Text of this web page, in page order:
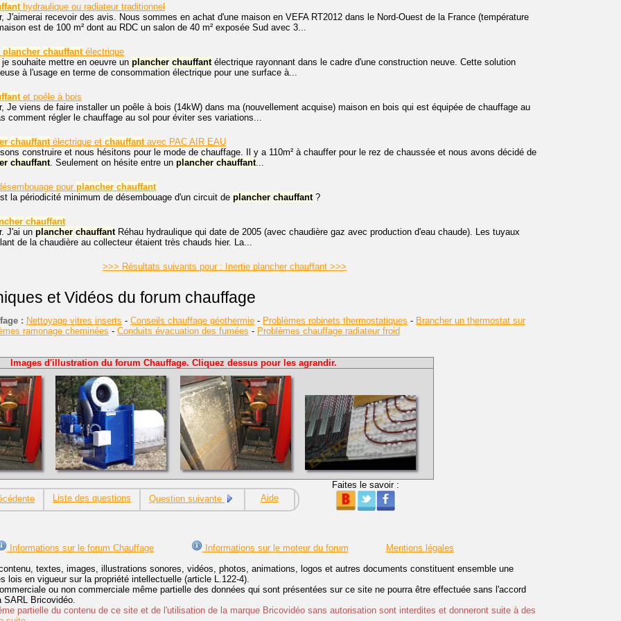
hydraulique ou radiateur traditionnel
J'aimerai recevoir des avis. Nous sommes en achat d'une maison en VEFA RT2012 dans le Nord-Ouest de la France (température
est de 100 m² dont au RDC un salon de 40 m² exposée Sud avec 3...
plancher chauffantélectrique
souhaite mettre en oeuvre un plancher chauffantélectrique rayonnant dans le cadre d'une construction neuve. Cette solution
à l'usage en terme de consommation électrique pour une surface à...
et poêle à bois
Je viens de faire installer un poêle à bois (14kW) dans ma (nouvellement acquise) maison en bois qui est équipée de chauffage au
comment régler le chauffage au sol pour éviter ses variations...
chauffantélectrique et chauffantavec PAC AIR EAU
construire et nous hésitons pour le mode de chauffage. Il y a 110m² à chauffer pour le rez de chaussée et nous avons décidé de
chauffant. Seulement on hésite entre un plancher chauffant...
pour plancher chauffant
la périodicité minimum de désembouage d'un circuit de plancher chauffant?
chauffant
J'ai un plancher chauffantRéhau hydraulique qui date de 2005 (avec chaudière gaz avec production d'eau chaude). Les tuyaux
de la chaudière au collecteur étaient très chauds hier. La...
>>> Résultats suivants pour : Inertie plancher chauffant >>>
et Vidéos du forum chauffage
: Nettoyage vitres inserts - Conseils chauffage géothermie - Problèmes robinets thermostatiques - Brancher un thermostat sur
ramonage cheminées - Conduits évacuation des fumées - Problèmes chauffage radiateur froid
Images d'illustration du forum Chauffage. Cliquez dessus pour les agrandir.
Liste des questions Question suivante Aide
Faites le savoir :
Informations sur le forum Chauffage Informations sur le moteur du forum
Mentions légales
textes, images, illustrations sonores, vidéos, photos, animations, logos et autres documents constituent ensemble une
lois en vigueur sur la propriété intellectuelle (article L.122-4).
ou non commerciale même partielle des données qui sont présentées sur ce site ne pourra être effectuée sans l'accord
Bricovidéo.
partielle du contenu de ce site et de l'utilisation de la marque Bricovidéo sans autorisation sont interdites et donneront suite à des